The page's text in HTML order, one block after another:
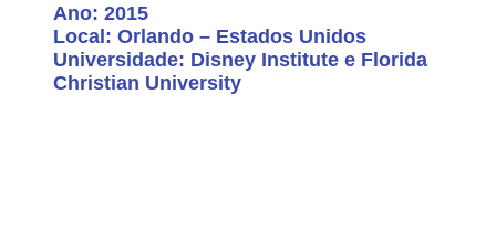
Ano: 2015
Local: Orlando – Estados Unidos
Universidade: Disney Institute e Florida
Christian University